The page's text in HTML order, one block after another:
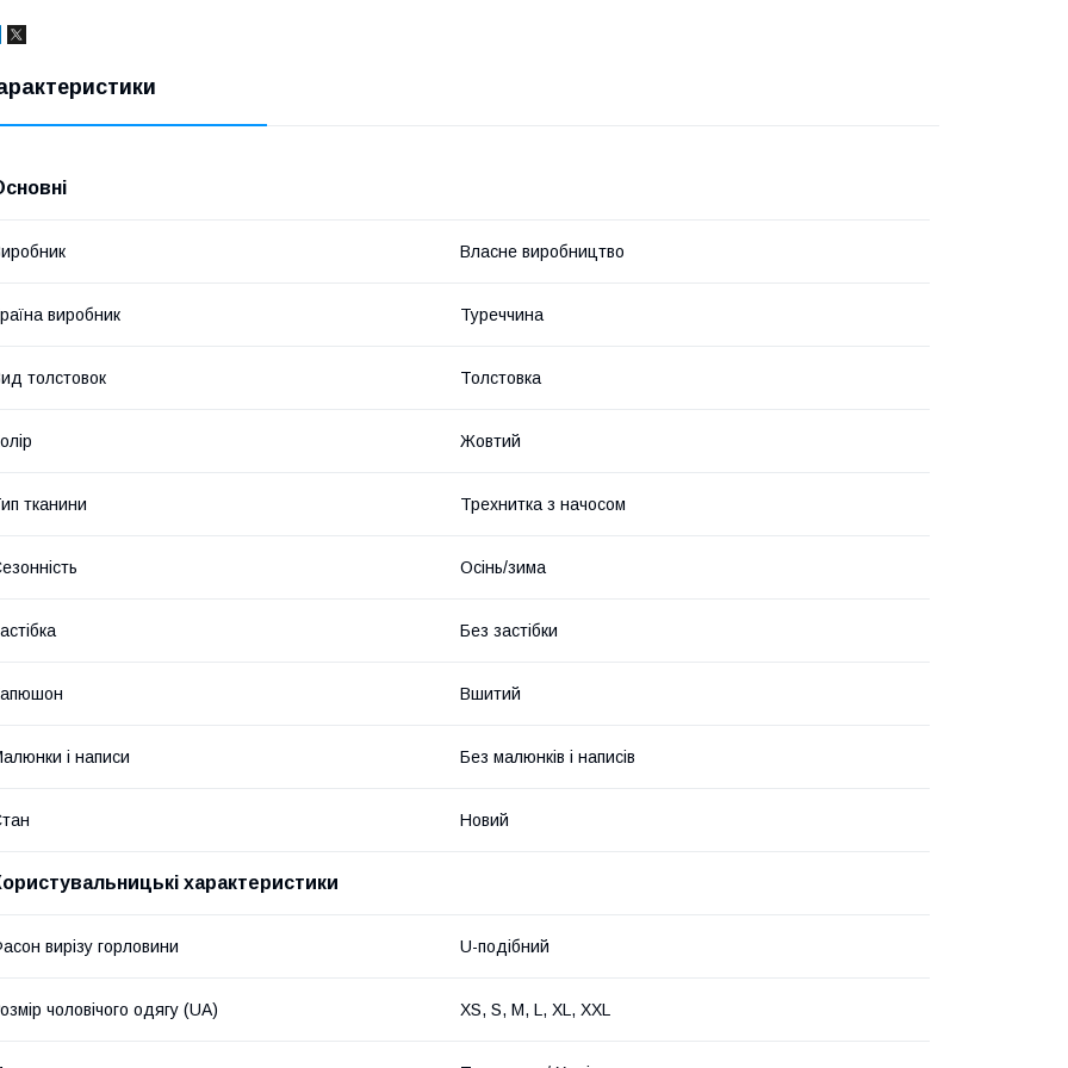
Власне виробництво
виробник Туреччина
толстовок Толстовка
Жовтий
тканини Трехнитка з начосом
Осінь/зима
Без застібки
Вшитий
і написи Без малюнків і написів
Новий
характеристики
вирізу горловини U-подібний
чоловічого одягу (UA) XS, S, M, L, XL, XXL